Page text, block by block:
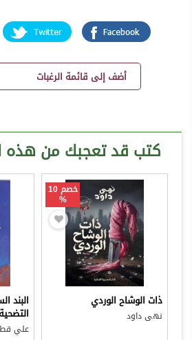
أضف إلى قائمة الرغبات
كتب قد تعجبك من هذه
خصم 10
%
ذات الوشاح الوردي
نهى داود
البند
علي